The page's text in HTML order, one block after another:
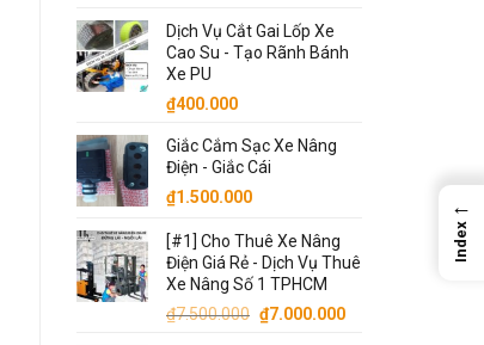
Dịch Vụ Cắt Gai Lốp Xe
Cao Su - Tạo Rãnh Bánh
Xe PU
₫400.000
Giắc Cắm Sạc Xe Nâng
Điện - Giắc Cái
₫1.500.000
[#1] Cho Thuê Xe Nâng
Điện Giá Rẻ - Dịch Vụ Thuê
Xe Nâng Số 1 TPHCM
₫7.500.000 Giá
₫7.000.000Giá
←
Index